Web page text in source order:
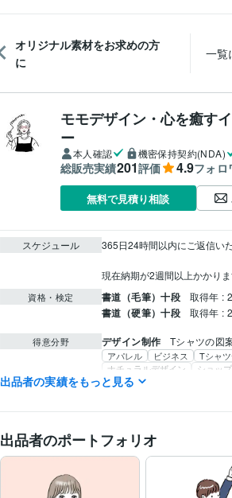
オリジナル素材をお求めの方
に
一覧
モモデザイン・心を癒す
ー
本人確認 機密保持契約(NDA)
総販売実績201評価 4.9フォロ
無料で見積り相談
スケジュール 365日24時間以内にご返信いた
現在納期が2週間以上かかりま
資格・検定 書道（毛筆）十段 取得年 :
書道（硬筆）十段 取得年 :
得意分野 デザイン制作 Tシャツの図
アパレル ビジネス Tシャ
ナチュラルデザイン
ショッ
イラスト作成・漫画制作
イラストレーター
書道 ア
出品者の実績をもっと見る
出品者のポートフォリオ